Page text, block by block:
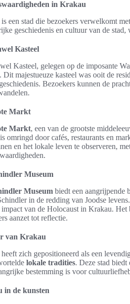
in Krakau
een stad die bezoekers verwelkomt
geschiedenis en cultuur van de
Kasteel
Kasteel, gelegen op de imposante
Dit majestueuze kasteel was ooit de
Bezoekers kunnen de
Markt
Markt, een van de grootste
omringd door cafés, restaurants en
en het lokale leven te observeren,
Museum
Museum biedt een aangrijpende
in de redding van Joodse
impact van de Holocaust in Krakau.
aanzet tot reflectie.
van Krakau
zich gepositioneerd als een
lokale tradities. Deze stad biedt
bestemming is voor
in de kunsten